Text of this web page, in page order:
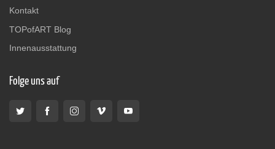
Kontakt
TOPofART Blog
Innenausstattung
Folge uns auf